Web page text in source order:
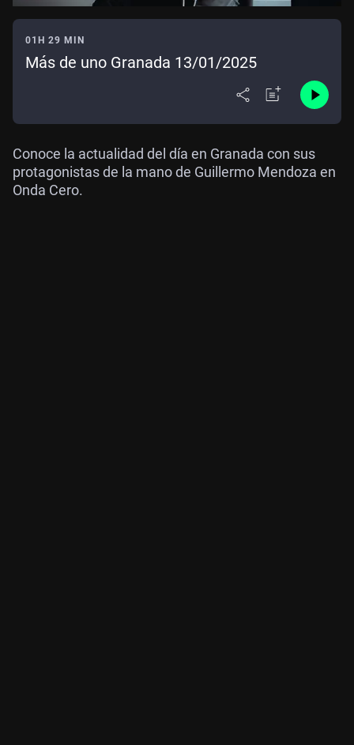
01H 29 MIN
Más de uno Granada 13/01/2025
Conoce la actualidad del día en Granada con sus
protagonistas de la mano de Guillermo Mendoza en
Onda Cero.